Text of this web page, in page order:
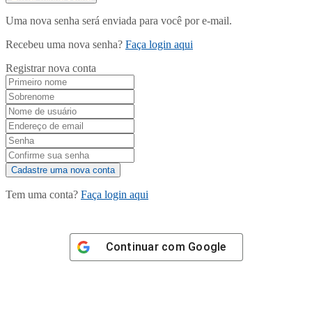
Uma nova senha será enviada para você por e-mail.
Recebeu uma nova senha? Faça login aqui
Registrar nova conta
Tem uma conta? Faça login aqui
Continuar com Google